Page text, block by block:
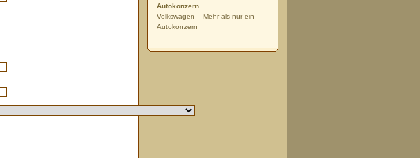
Autokonzern
Volkswagen – Mehr als nur ein
Autokonzern